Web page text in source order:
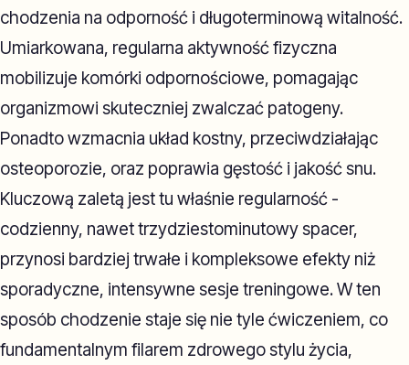
chodzenia na odporność i długoterminową witalność.
Umiarkowana, regularna aktywność fizyczna
mobilizuje komórki odpornościowe, pomagając
organizmowi skuteczniej zwalczać patogeny.
Ponadto wzmacnia układ kostny, przeciwdziałając
osteoporozie, oraz poprawia gęstość i jakość snu.
Kluczową zaletą jest tu właśnie regularność -
codzienny, nawet trzydziestominutowy spacer,
przynosi bardziej trwałe i kompleksowe efekty niż
sporadyczne, intensywne sesje treningowe. W ten
sposób chodzenie staje się nie tyle ćwiczeniem, co
fundamentalnym filarem zdrowego stylu życia,